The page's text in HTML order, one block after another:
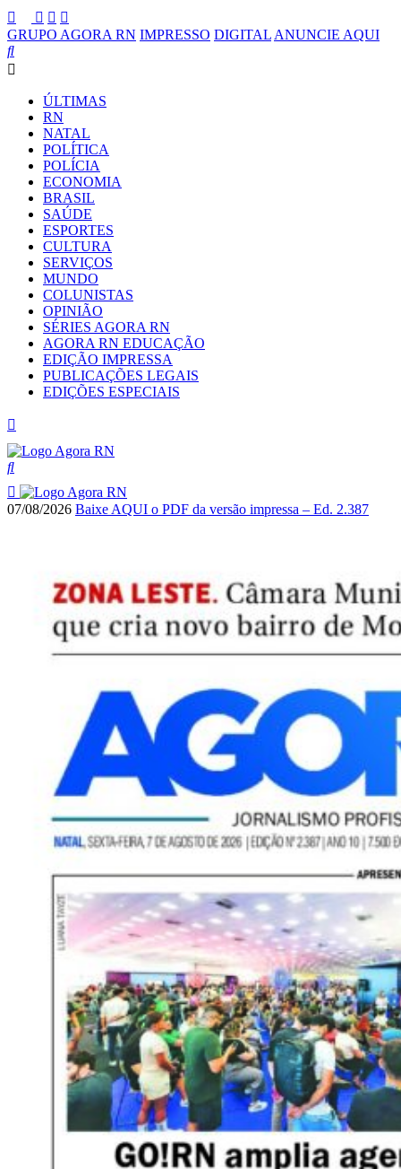
GRUPO AGORA RN IMPRESSO DIGITAL ANUNCIE AQUI
ÚLTIMAS
RN
NATAL
POLÍTICA
POLÍCIA
ECONOMIA
BRASIL
SAÚDE
ESPORTES
CULTURA
SERVIÇOS
MUNDO
COLUNISTAS
OPINIÃO
SÉRIES AGORA RN
AGORA RN EDUCAÇÃO
EDIÇÃO IMPRESSA
PUBLICAÇÕES LEGAIS
EDIÇÕES ESPECIAIS
07/08/2026 Baixe AQUI o PDF da versão impressa – Ed. 2.387